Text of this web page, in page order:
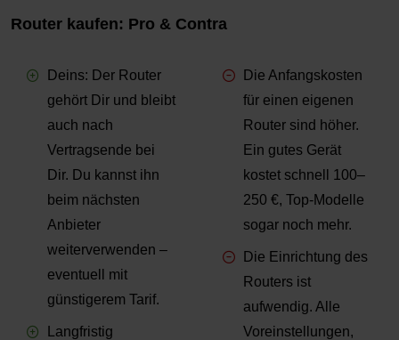
Router kaufen: Pro & Contra
Deins: Der Router
gehört Dir und bleibt
auch nach
Vertragsende bei
Dir. Du kannst ihn
beim nächsten
Anbieter
weiterverwenden –
eventuell mit
günstigerem Tarif.
Langfristig
Die Anfangskosten
für einen eigenen
Router sind höher.
Ein gutes Gerät
kostet schnell 100–
250 €, Top-Modelle
sogar noch mehr.
Die Einrichtung des
Routers ist
aufwendig. Alle
Voreinstellungen,